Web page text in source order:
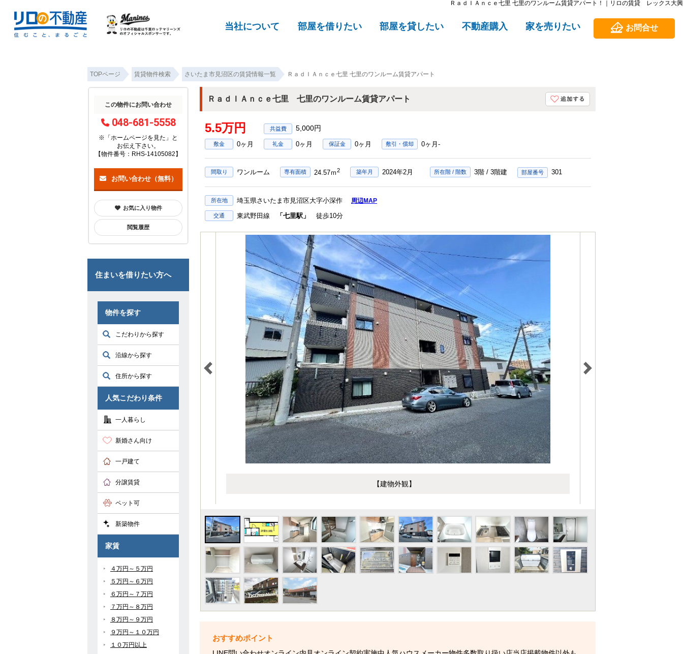
ＲａｄＩＡｎｃｅ七里 七里のワンルーム賃貸アパート！｜リロの賃貸 レックス大興
当社について 部屋を借りたい 部屋を貸したい 不動産購入 家を売りたい お問合せ
TOPページ 賃貸物件検索 さいたま市見沼区の賃貸情報一覧 ＲａｄＩＡｎｃｅ七里 七里のワンルーム賃貸アパート
ＲａｄＩＡｎｃｅ七里 七里のワンルーム賃貸アパート
5.5万円 5,000円
敷金 0ヶ月 礼金 0ヶ月 保証金 0ヶ月 敷引・償却 0ヶ月-
間取り ワンルーム 専有面積 24.57ｍ2 築年月 2024年2月 所在階 / 階数 3階 / 3階建 301
所在地 埼玉県さいたま市見沼区大字小深作 周辺MAP
交通 東武野田線 「七里駅」 徒歩10分
【建物外観】
この物件にお問い合わせ
048-681-5558
※「ホームページを見た」
と
お伝え下さい。
【物件番号：RHS-14105082】
お問い合わせ（無料）
お気に入り物件
閲覧履歴
住まいを借りたい方へ
物件を探す
こだわりから探す
沿線から探す
住所から探す
人気こだわり条件
一人暮らし
新婚さん向け
一戸建て
分譲賃貸
ペット可
新築物件
家賃
４万円～５万円
５万円～６万円
６万円～７万円
７万円～８万円
８万円～９万円
９万円～１０万円
１０万円以上